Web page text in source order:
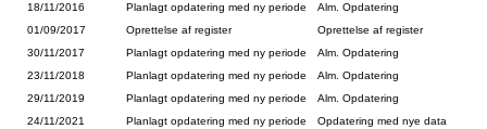
18/11/2016
Planlagt opdatering med ny periode
Alm. Opdatering
01/09/2017
Oprettelse af register
Oprettelse af register
30/11/2017
Planlagt opdatering med ny periode
Alm. Opdatering
23/11/2018
Planlagt opdatering med ny periode
Alm. Opdatering
29/11/2019
Planlagt opdatering med ny periode
Alm. Opdatering
24/11/2021
Planlagt opdatering med ny periode
Opdatering med nye data